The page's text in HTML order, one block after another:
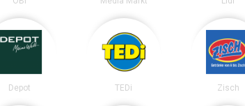
Depot TEDi Zisch